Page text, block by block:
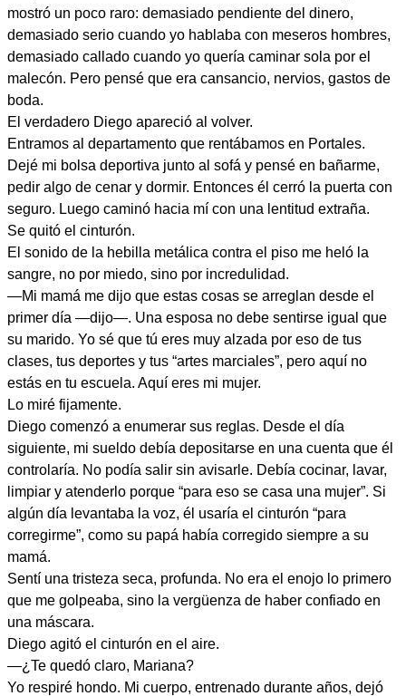
mostró un poco raro: demasiado pendiente del dinero,
demasiado serio cuando yo hablaba con meseros hombres,
demasiado callado cuando yo quería caminar sola por el
malecón. Pero pensé que era cansancio, nervios, gastos de
boda.
El verdadero Diego apareció al volver.
Entramos al departamento que rentábamos en Portales.
Dejé mi bolsa deportiva junto al sofá y pensé en bañarme,
pedir algo de cenar y dormir. Entonces él cerró la puerta con
seguro. Luego caminó hacia mí con una lentitud extraña.
Se quitó el cinturón.
El sonido de la hebilla metálica contra el piso me heló la
sangre, no por miedo, sino por incredulidad.
—Mi mamá me dijo que estas cosas se arreglan desde el
primer día —dijo—. Una esposa no debe sentirse igual que
su marido. Yo sé que tú eres muy alzada por eso de tus
clases, tus deportes y tus “artes marciales”, pero aquí no
estás en tu escuela. Aquí eres mi mujer.
Lo miré fijamente.
Diego comenzó a enumerar sus reglas. Desde el día
siguiente, mi sueldo debía depositarse en una cuenta que él
controlaría. No podía salir sin avisarle. Debía cocinar, lavar,
limpiar y atenderlo porque “para eso se casa una mujer”. Si
algún día levantaba la voz, él usaría el cinturón “para
corregirme”, como su papá había corregido siempre a su
mamá.
Sentí una tristeza seca, profunda. No era el enojo lo primero
que me golpeaba, sino la vergüenza de haber confiado en
una máscara.
Diego agitó el cinturón en el aire.
—¿Te quedó claro, Mariana?
Yo respiré hondo. Mi cuerpo, entrenado durante años, dejó